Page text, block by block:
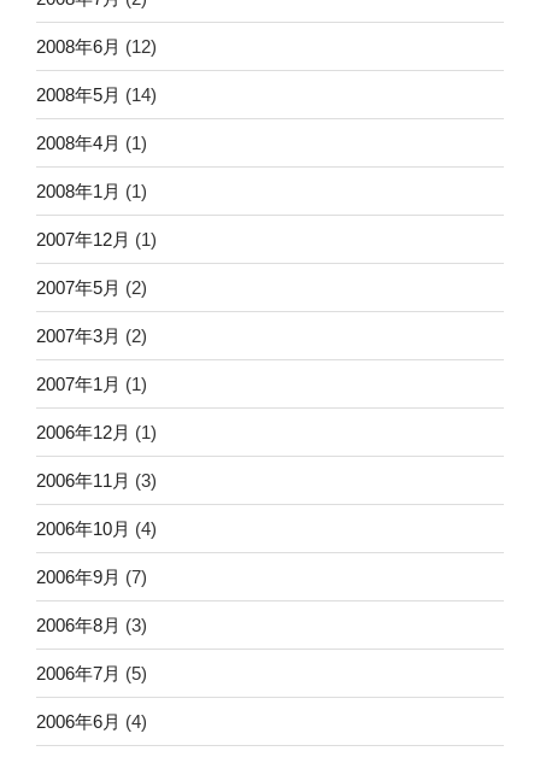
2008年6月 (12)
2008年5月 (14)
2008年4月 (1)
2008年1月 (1)
2007年12月 (1)
2007年5月 (2)
2007年3月 (2)
2007年1月 (1)
2006年12月 (1)
2006年11月 (3)
2006年10月 (4)
2006年9月 (7)
2006年8月 (3)
2006年7月 (5)
2006年6月 (4)